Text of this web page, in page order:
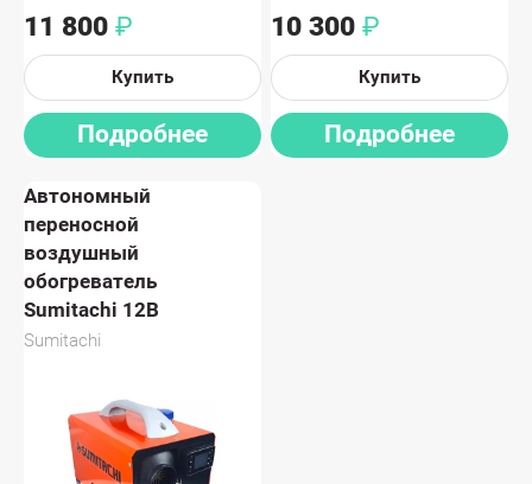
11 800 ₽
Купить
Подробнее
10 300 ₽
Купить
Подробнее
Автономный
переносной
воздушный
обогреватель
Sumitachi 12В
Sumitachi